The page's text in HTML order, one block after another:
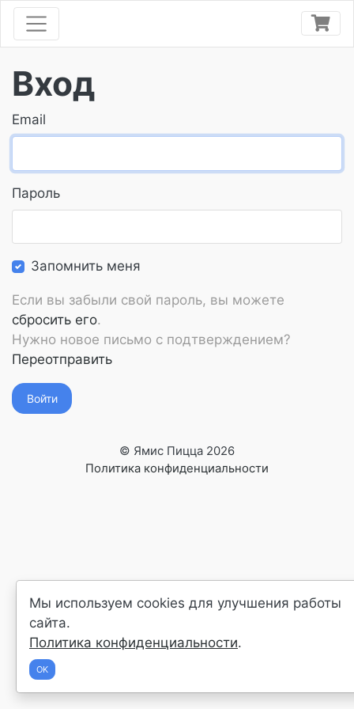
Вход
Email
Пароль
Запомнить меня
Если вы забыли свой пароль, вы можете
сбросить его.
Нужно новое письмо с подтверждением?
Переотправить
Войти
© Ямис Пицца 2026
Политика конфиденциальности
Мы используем cookies для улучшения работы
сайта.
Политика конфиденциальности.
OK